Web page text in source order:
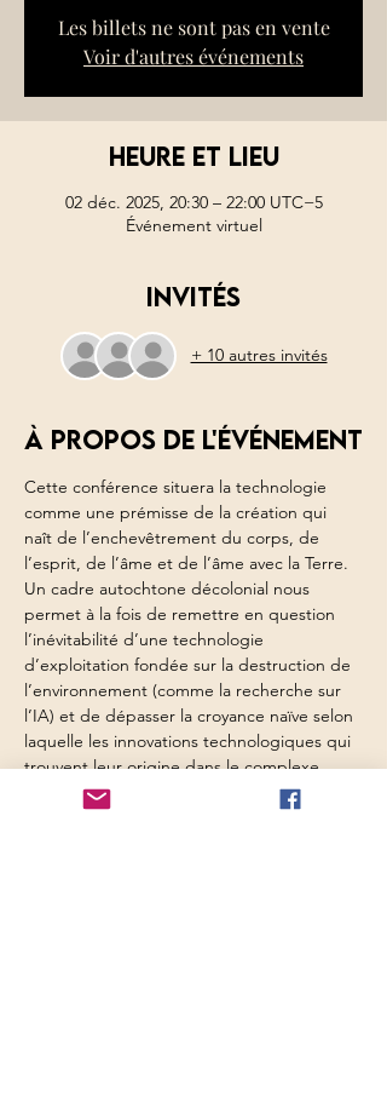
Les billets ne sont pas en vente
Voir d'autres événements
Heure et lieu
02 déc. 2025, 20:30 – 22:00 UTC−5
Événement virtuel
Invités
+ 10 autres invités
À propos de l'événement
Cette conférence situera la technologie
comme une prémisse de la création qui
naît de l’enchevêtrement du corps, de
l’esprit, de l’âme et de l’âme avec la Terre.
Un cadre autochtone décolonial nous
permet à la fois de remettre en question
l’inévitabilité d’une technologie
d’exploitation fondée sur la destruction de
l’environnement (comme la recherche sur
l’IA) et de dépasser la croyance naïve selon
laquelle les innovations technologiques qui
trouvent leur origine dans le complexe
militaro-industriel ont des objectifs
bienveillants. Nous nous intéresserons à la